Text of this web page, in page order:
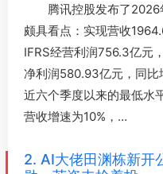
腾讯控股发布了
颇具看点：实现营收
IFRS经营利润756.3亿元
净利润580.93亿元，同比
近六个季度以来的最低水
营收增速为10%，…
2. AI大佬田渊栋新开